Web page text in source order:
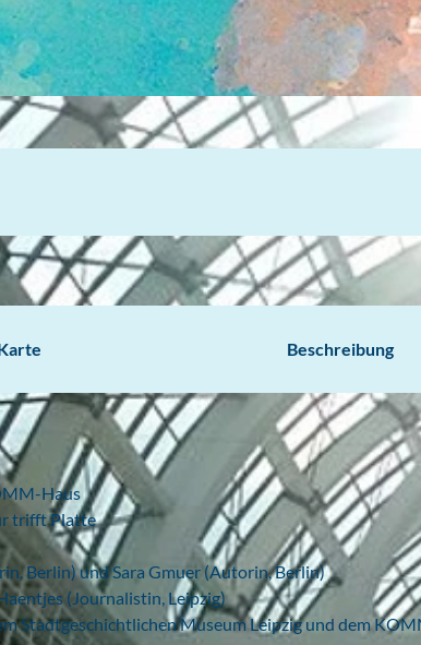
Beschreibung
Haus
trifft Platte
Berlin) und Sara Gmuer (Autorin, Berlin)
(Journalistin, Leipzig)
Stadtgeschichtlichen Museum Leipzig und dem